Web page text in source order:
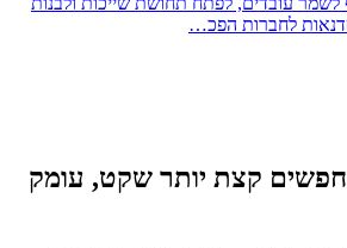
לחברות הפכ…
קצת יותר שקט, עומק